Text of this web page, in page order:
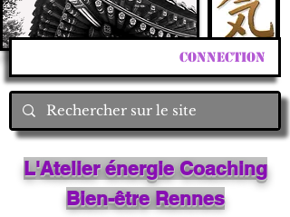
Connection
L'Atelier énergie Coaching
Bien-être Rennes